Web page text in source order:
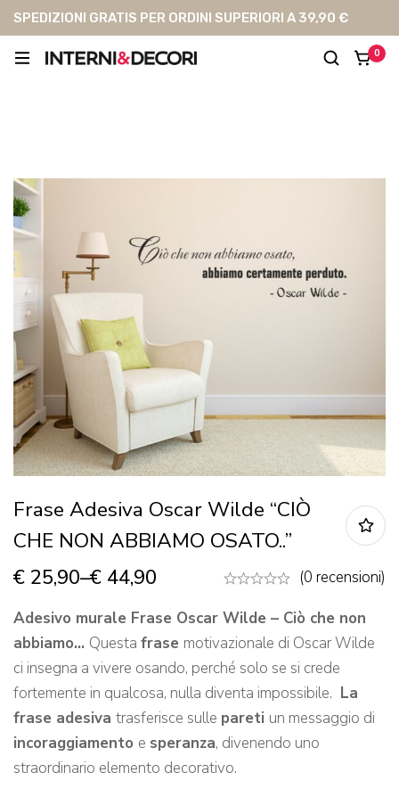
SPEDIZIONI GRATIS PER ORDINI SUPERIORI A 39,90 €
0
Frase Adesiva Oscar Wilde “CIÒ
CHE NON ABBIAMO OSATO..”
€ 25,90–€ 44,90
(0 recensioni)
Adesivo murale Frase Oscar Wilde – Ciò che non
abbiamo… Questa frase motivazionale di Oscar Wilde
ci insegna a vivere osando, perché solo se si crede
fortemente in qualcosa, nulla diventa impossibile. La
frase adesiva trasferisce sulle pareti un messaggio di
incoraggiamento e speranza, divenendo uno
straordinario elemento decorativo.